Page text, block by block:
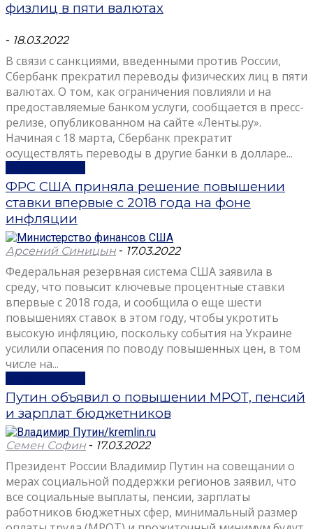
физлиц в пяти валютах
- 18.03.2022
В связи с санкциями, введенными против России,
Сбербанк прекратил переводы физических лиц в пяти
валютах. О том, как ограничения повлияли и на
предоставляемые банком услуги, сообщается в пресс-
релизе, опубликованном на сайте «Ленты.ру».
Начиная с 18 марта, Сбербанк прекратит
осуществлять переводы в другие банки в долларе...
ФРС США приняла решение повышении
ставки впервые с 2018 года на фоне
инфляции
Арсений Синицын - 17.03.2022
Федеральная резервная система США заявила в
среду, что повысит ключевые процентные ставки
впервые с 2018 года, и сообщила о еще шести
повышениях ставок в этом году, чтобы укротить
высокую инфляцию, поскольку события на Украине
усилили опасения по поводу повышенных цен, в том
числе на...
Путин объявил о повышении МРОТ, пенсий
и зарплат бюджетников
Семен Софин - 17.03.2022
Президент России Владимир Путин на совещании о
мерах социальной поддержки регионов заявил, что
все социальные выплаты, пенсии, зарплаты
работников бюджетных сфер, минимальный размер